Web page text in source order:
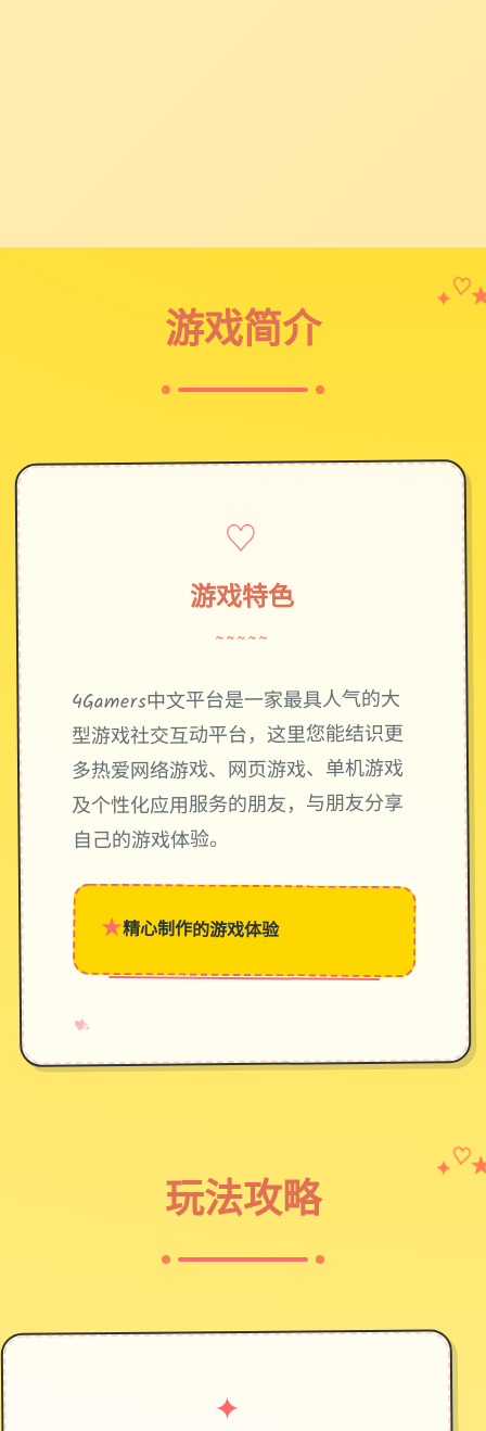
游戏简介
✦ ♡
♡
游戏特色
~~~~~
4Gamers中文平台是一家最具人气的大
型游戏社交互动平台，这里您能结识更
多热爱网络游戏、网页游戏、单机游戏
及个性化应用服务的朋友，与朋友分享
自己的游戏体验。
★精心制作的游戏体验
♥
✧
→
玩法攻略
✦ ♡
✦